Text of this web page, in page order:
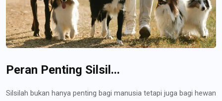
Peran Penting Silsil...
Silsilah bukan hanya penting bagi manusia tetapi juga bagi hewan